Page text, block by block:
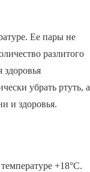
Ее пары не
разлитого
здоровья
убрать ртуть, а
и здоровья.
+18°C.